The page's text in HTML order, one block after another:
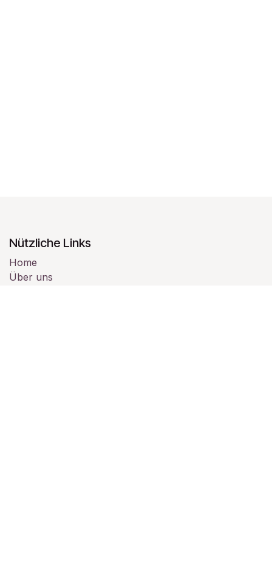
Nützliche Links
Home
Über uns